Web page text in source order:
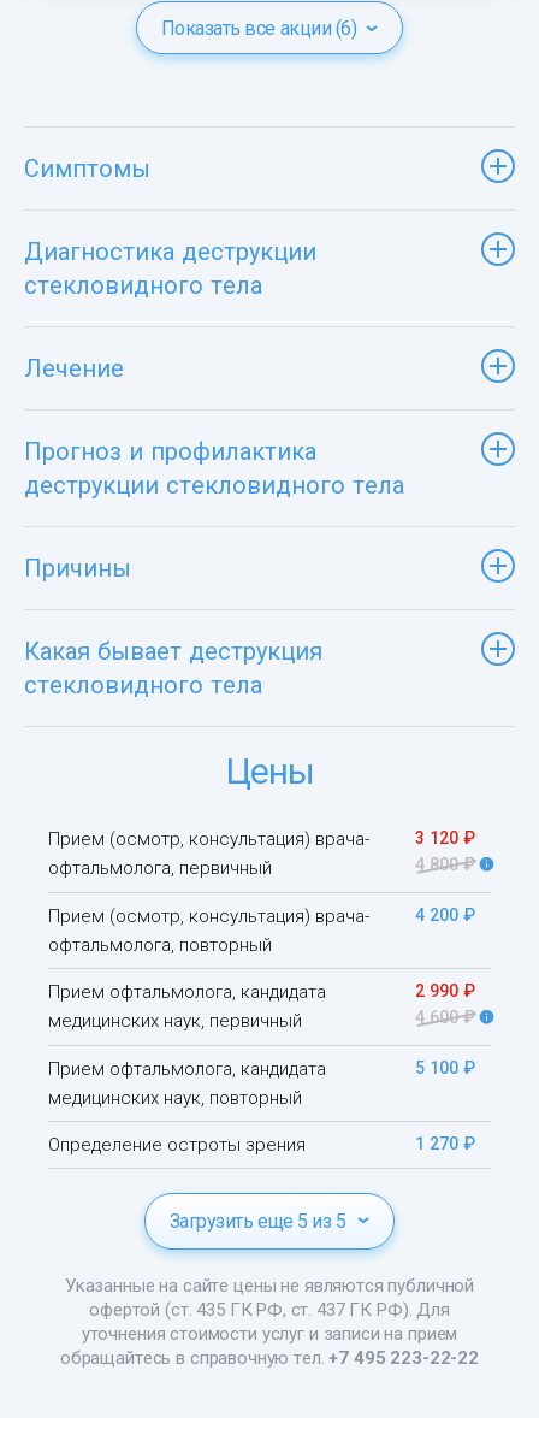
Показать все акции (6)
Симптомы
Диагностика деструкции
стекловидного тела
Лечение
Прогноз и профилактика
деструкции стекловидного тела
Причины
Какая бывает деструкция
стекловидного тела
Цены
Прием (осмотр, консультация) врача-
офтальмолога, первичный
3 120 ₽
4 800 ₽
Прием (осмотр, консультация) врача-
офтальмолога, повторный
4 200 ₽
Прием офтальмолога, кандидата
медицинских наук, первичный
2 990 ₽
4 600 ₽
Прием офтальмолога, кандидата
медицинских наук, повторный
5 100 ₽
Определение остроты зрения 1 270 ₽
Загрузить еще 5 из 5
Указанные на сайте цены не являются публичной
офертой (ст. 435 ГК РФ, ст. 437 ГК РФ). Для
уточнения стоимости услуг и записи на прием
обращайтесь в справочную тел.+7 495 223-22-22